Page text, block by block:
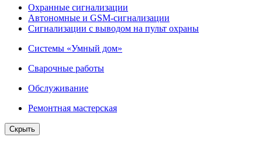
Охранные сигнализации
Автономные и GSM-сигнализации
Сигнализации с выводом на пульт охраны
Системы «Умный дом»
Сварочные работы
Обслуживание
Ремонтная мастерская
Скрыть